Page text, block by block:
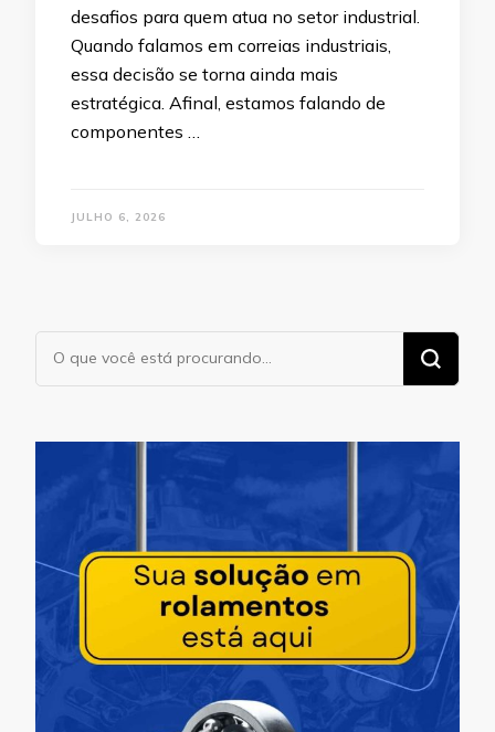
desafios para quem atua no setor industrial.
Quando falamos em correias industriais,
essa decisão se torna ainda mais
estratégica. Afinal, estamos falando de
componentes …
JULHO 6, 2026
Procurando
algo?